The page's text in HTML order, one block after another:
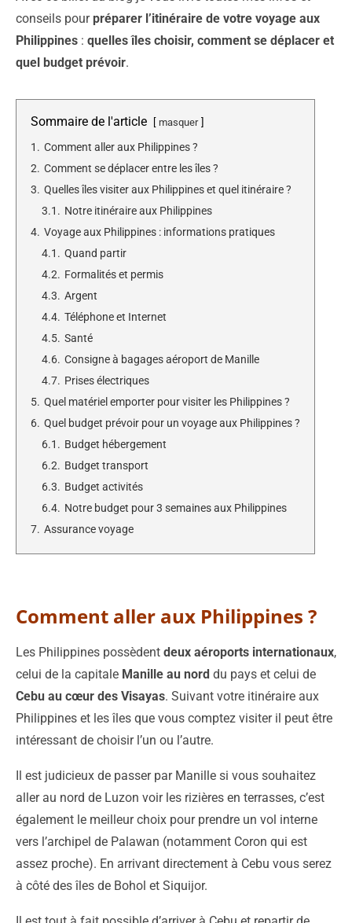
conseils pour préparer l’itinéraire de votre voyage aux
Philippines : quelles îles choisir, comment se déplacer et
quel budget prévoir.
Sommaire de l'article masquer
1. Comment aller aux Philippines ?
2. Comment se déplacer entre les îles ?
3. Quelles îles visiter aux Philippines et quel itinéraire ?
3.1. Notre itinéraire aux Philippines
4. Voyage aux Philippines : informations pratiques
4.1. Quand partir
4.2. Formalités et permis
4.3. Argent
4.4. Téléphone et Internet
4.5. Santé
4.6. Consigne à bagages aéroport de Manille
4.7. Prises électriques
5. Quel matériel emporter pour visiter les Philippines ?
6. Quel budget prévoir pour un voyage aux Philippines ?
6.1. Budget hébergement
6.2. Budget transport
6.3. Budget activités
6.4. Notre budget pour 3 semaines aux Philippines
7. Assurance voyage
Comment aller aux Philippines ?
Les Philippines possèdent deux aéroports internationaux,
celui de la capitale Manille au nord du pays et celui de
Cebu au cœur des Visayas. Suivant votre itinéraire aux
Philippines et les îles que vous comptez visiter il peut être
intéressant de choisir l’un ou l’autre.
Il est judicieux de passer par Manille si vous souhaitez
aller au nord de Luzon voir les rizières en terrasses, c’est
également le meilleur choix pour prendre un vol interne
vers l’archipel de Palawan (notamment Coron qui est
assez proche). En arrivant directement à Cebu vous serez
à côté des îles de Bohol et Siquijor.